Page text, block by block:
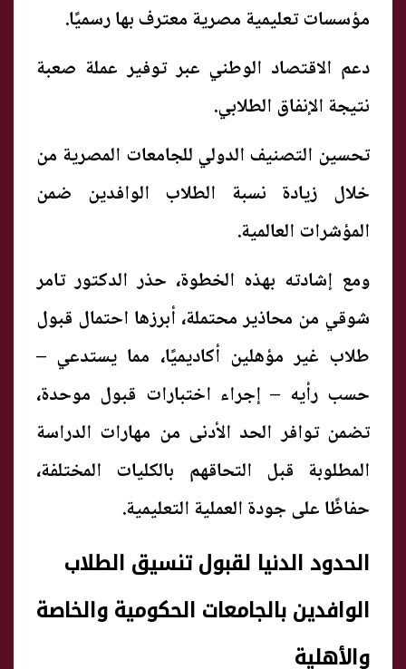
مؤسسات تعليمية مصرية معترف بها رسميًا.
دعم الاقتصاد الوطني عبر توفير عملة صعبة
نتيجة الإنفاق الطلابي.
تحسين التصنيف الدولي للجامعات المصرية من
خلال زيادة نسبة الطلاب الوافدين ضمن
المؤشرات العالمية.
ومع إشادته بهذه الخطوة، حذر الدكتور تامر
شوقي من محاذير محتملة، أبرزها احتمال قبول
طلاب غير مؤهلين أكاديميًا، مما يستدعي –
حسب رأيه – إجراء اختبارات قبول موحدة،
تضمن توافر الحد الأدنى من مهارات الدراسة
المطلوبة قبل التحاقهم بالكليات المختلفة،
حفاظًا على جودة العملية التعليمية.
الحدود الدنيا لقبول تنسيق الطلاب
الوافدين بالجامعات الحكومية والخاصة
والأهلية